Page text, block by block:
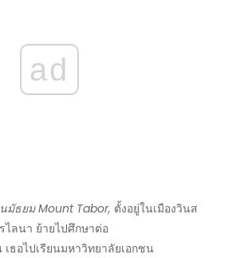
ad
นมัธยม Mount Tabor, ตั้งอยู่ในเมืองวินส
ลนา ย้ายไปศึกษาต่อ
ธอไปเรียนมหาวิทยาลัยเอกชน